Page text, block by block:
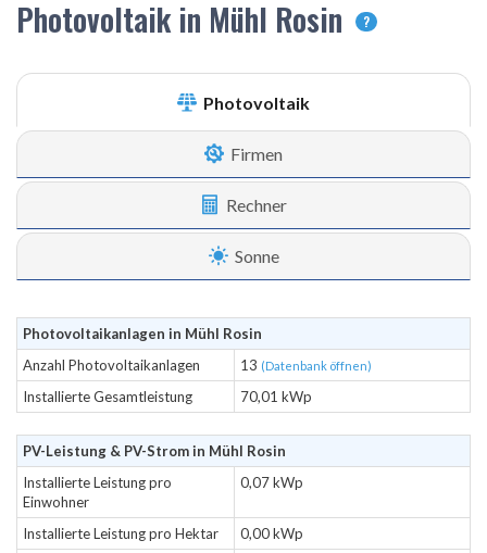
Photovoltaik in Mühl Rosin ?
Photovoltaik
Firmen
Rechner
Sonne
Photovoltaikanlagen in Mühl Rosin
Anzahl Photovoltaikanlagen
13 (Datenbank öffnen)
Installierte Gesamtleistung 70,01 kWp
PV-Leistung & PV-Strom in Mühl Rosin
Installierte Leistung pro
Einwohner
0,07 kWp
Installierte Leistung pro Hektar
0,00 kWp